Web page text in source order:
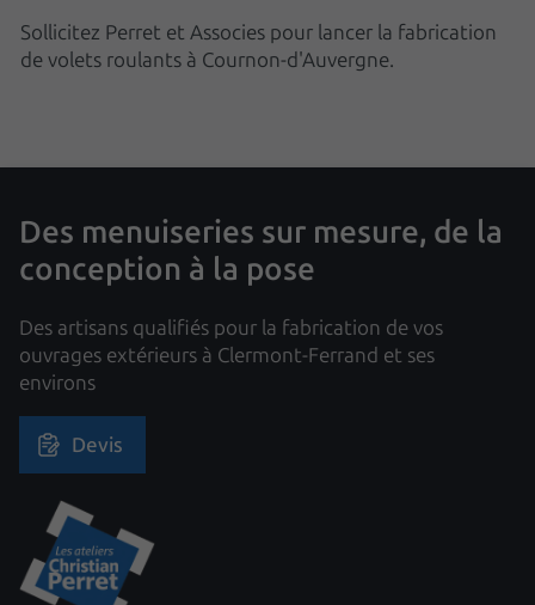
Sollicitez Perret et Associes pour lancer la fabrication
de volets roulants à Cournon-d'Auvergne.
Des menuiseries sur mesure, de la
conception à la pose
Des artisans qualifiés pour la fabrication de vos
ouvrages extérieurs à Clermont-Ferrand et ses
environs
Devis